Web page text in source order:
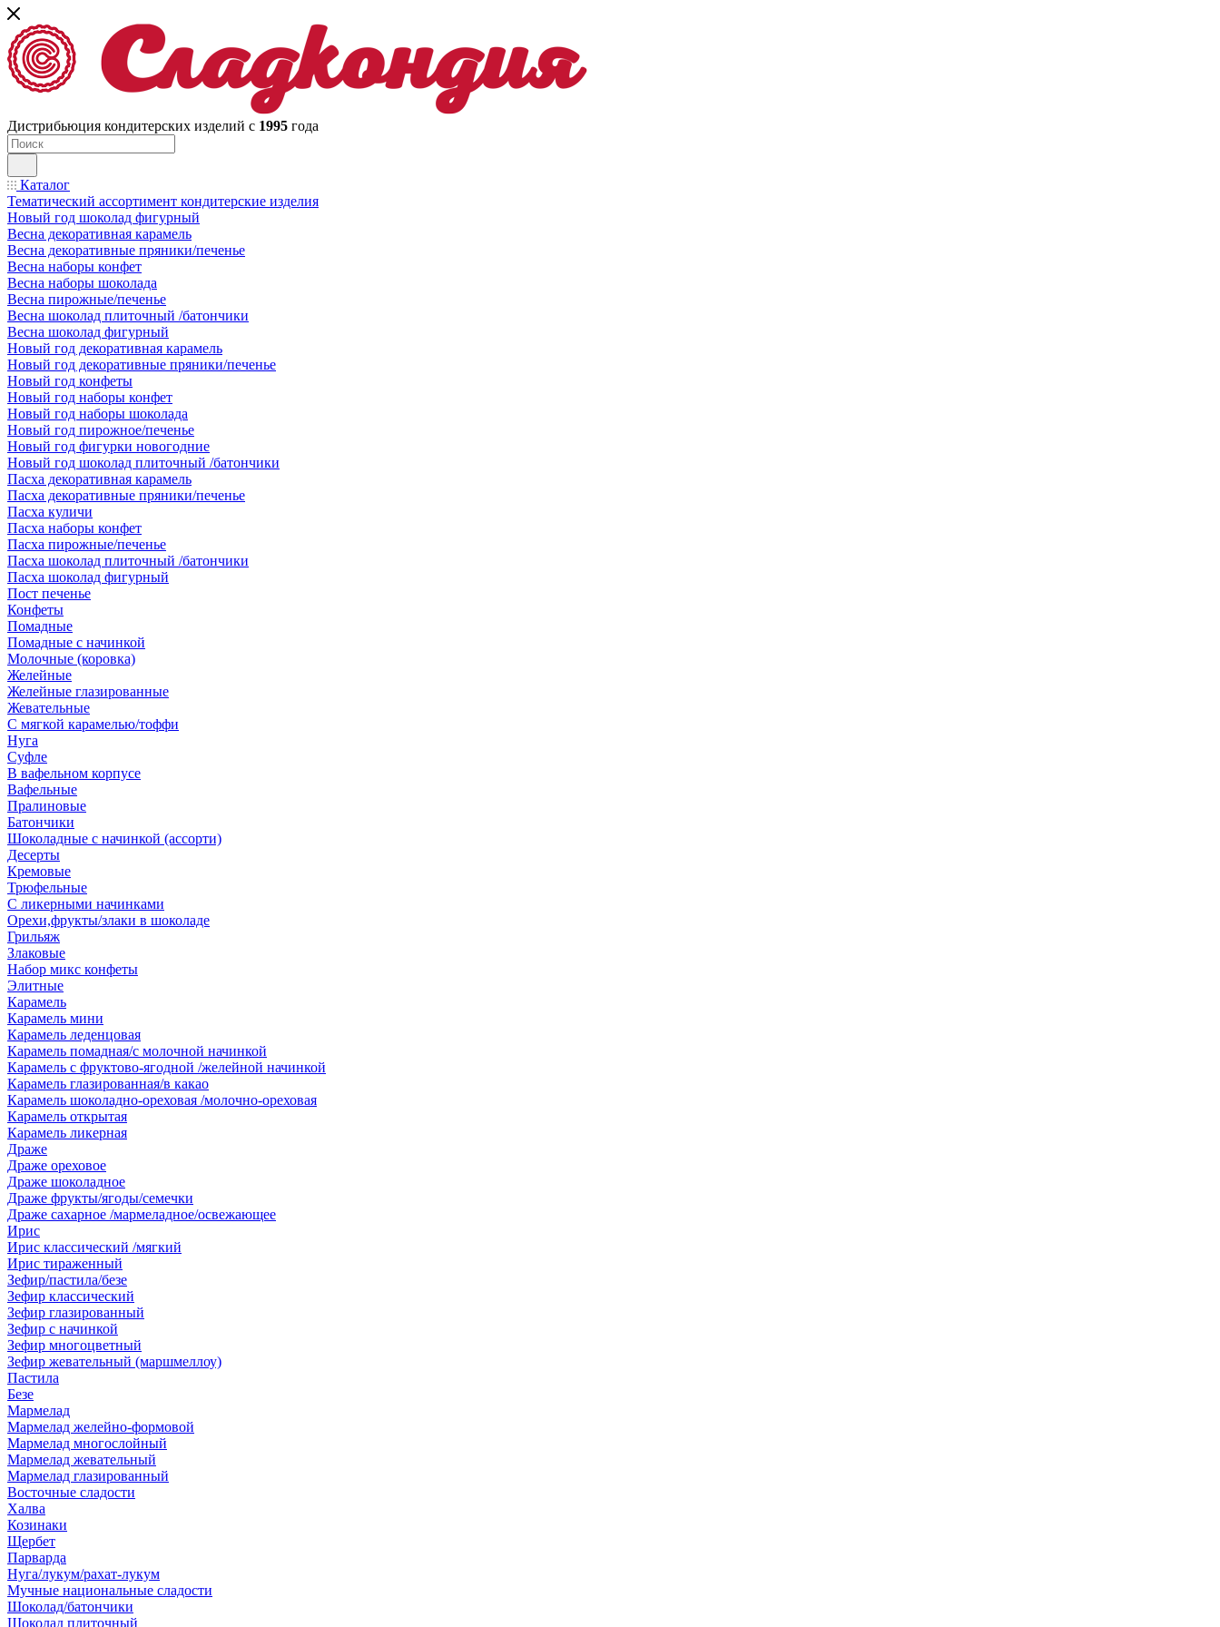
Дистрибьюция кондитерских изделий с 1995 года
Каталог
Тематический ассортимент кондитерские изделия
Новый год шоколад фигурный
Весна декоративная карамель
Весна декоративные пряники/печенье
Весна наборы конфет
Весна наборы шоколада
Весна пирожные/печенье
Весна шоколад плиточный /батончики
Весна шоколад фигурный
Новый год декоративная карамель
Новый год декоративные пряники/печенье
Новый год конфеты
Новый год наборы конфет
Новый год наборы шоколада
Новый год пирожное/печенье
Новый год фигурки новогодние
Новый год шоколад плиточный /батончики
Пасха декоративная карамель
Пасха декоративные пряники/печенье
Пасха куличи
Пасха наборы конфет
Пасха пирожные/печенье
Пасха шоколад плиточный /батончики
Пасха шоколад фигурный
Пост печенье
Конфеты
Помадные
Помадные с начинкой
Молочные (коровка)
Желейные
Желейные глазированные
Жевательные
С мягкой карамелью/тоффи
Нуга
Суфле
В вафельном корпусе
Вафельные
Пралиновые
Батончики
Шоколадные с начинкой (ассорти)
Десерты
Кремовые
Трюфельные
С ликерными начинками
Орехи,фрукты/злаки в шоколаде
Грильяж
Злаковые
Набор микс конфеты
Элитные
Карамель
Карамель мини
Карамель леденцовая
Карамель помадная/с молочной начинкой
Карамель с фруктово-ягодной /желейной начинкой
Карамель глазированная/в какао
Карамель шоколадно-ореховая /молочно-ореховая
Карамель открытая
Карамель ликерная
Драже
Драже ореховое
Драже шоколадное
Драже фрукты/ягоды/семечки
Драже сахарное /мармеладное/освежающее
Ирис
Ирис классический /мягкий
Ирис тираженный
Зефир/пастила/безе
Зефир классический
Зефир глазированный
Зефир с начинкой
Зефир многоцветный
Зефир жевательный (маршмеллоу)
Пастила
Безе
Мармелад
Мармелад желейно-формовой
Мармелад многослойный
Мармелад жевательный
Мармелад глазированный
Восточные сладости
Халва
Козинаки
Щербет
Парварда
Нуга/лукум/рахат-лукум
Мучные национальные сладости
Шоколад/батончики
Шоколад плиточный